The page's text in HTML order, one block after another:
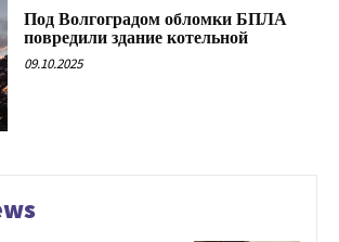
Под Волгоградом обломки БПЛА
повредили здание котельной
09.10.2025